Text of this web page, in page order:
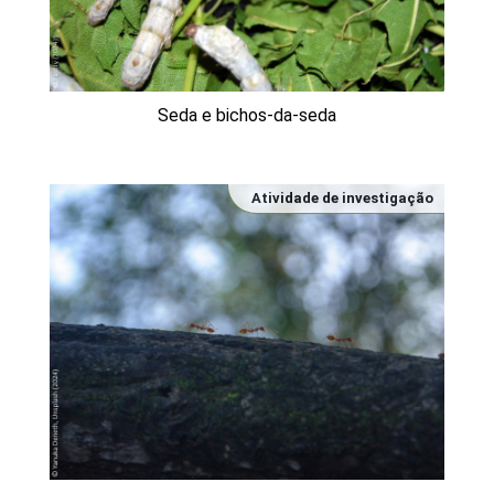
Seda e bichos-da-seda
Atividade de investigação